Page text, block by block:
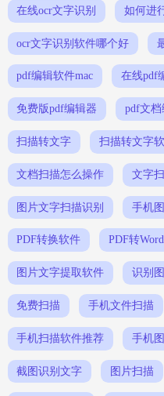
在线ocr文字识别 如何进
ocr文字识别软件哪个好
pdf编辑软件mac 在线pdf
免费版pdf编辑器 pdf文
扫描转文字 扫描转文字
文档扫描怎么操作 文字
图片文字扫描识别 手机
PDF转换软件 PDF转
图片文字提取软件 识别
免费扫描 手机文件扫描
手机扫描软件推荐 手机
截图识别文字 图片扫描